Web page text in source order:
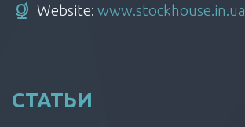
Website: www.stockhouse.in.ua
СТАТЬИ